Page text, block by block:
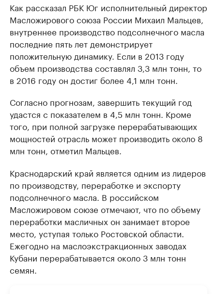
Как рассказал РБК Юг исполнительный директор
Масложирового союза России Михаил Мальцев,
внутреннее производство подсолнечного масла
последние пять лет демонстрирует
положительную динамику. Если в 2013 году
объем производства составлял 3,3 млн тонн, то
в 2016 году он достиг более 4,1 млн тонн.
Согласно прогнозам, завершить текущий год
удастся с показателем в 4,5 млн тонн. Кроме
того, при полной загрузке перерабатывающих
мощностей отрасль может производить около 8
млн тонн, отметил Мальцев.
Краснодарский край является одним из лидеров
по производству, переработке и экспорту
подсолнечного масла. В российском
Масложировом союзе отмечают, что по объему
переработки масличных он занимает второе
место, уступая только Ростовской области.
Ежегодно на маслоэкстракционных заводах
Кубани перерабатывается около 3 млн тонн
семян.